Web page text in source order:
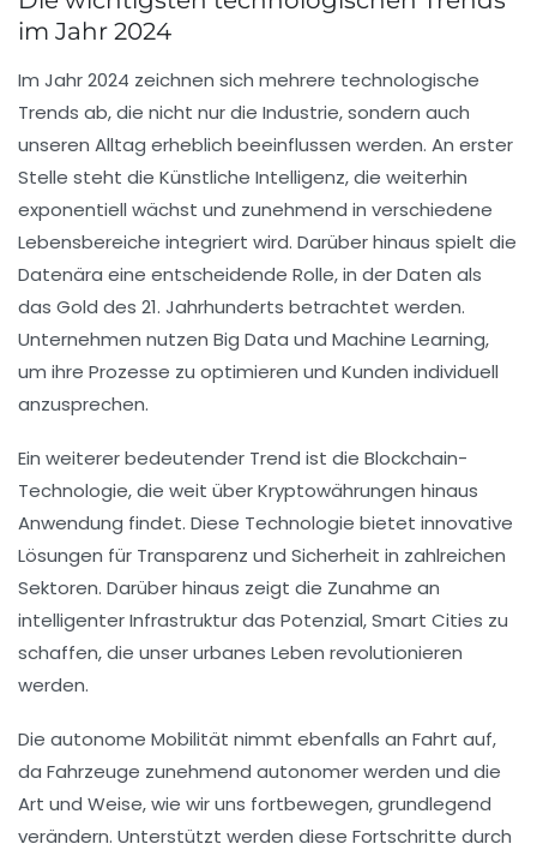
im Jahr 2024
Im Jahr 2024 zeichnen sich mehrere technologische
Trends ab, die nicht nur die Industrie, sondern auch
unseren Alltag erheblich beeinflussen werden. An erster
Stelle steht die Künstliche Intelligenz, die weiterhin
exponentiell wächst und zunehmend in verschiedene
Lebensbereiche integriert wird. Darüber hinaus spielt die
Datenära eine entscheidende Rolle, in der Daten als
das Gold des 21. Jahrhunderts betrachtet werden.
Unternehmen nutzen Big Data und Machine Learning,
um ihre Prozesse zu optimieren und Kunden individuell
anzusprechen.
Ein weiterer bedeutender Trend ist die Blockchain-
Technologie, die weit über Kryptowährungen hinaus
Anwendung findet. Diese Technologie bietet innovative
Lösungen für Transparenz und Sicherheit in zahlreichen
Sektoren. Darüber hinaus zeigt die Zunahme an
intelligenter Infrastrukturdas Potenzial,Smart Cities zu
schaffen, die unser urbanes Leben revolutionieren
werden.
Die autonome Mobilität nimmt ebenfalls an Fahrt auf,
da Fahrzeuge zunehmend autonomer werden und die
Art und Weise, wie wir uns fortbewegen, grundlegend
verändern. Unterstützt werden diese Fortschritte durch